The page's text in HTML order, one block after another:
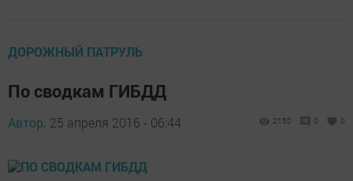
ДОРОЖНЫЙ ПАТРУЛЬ
По сводкам ГИБДД
Автор, 25 апреля 2016 - 06:44 2150 0 0